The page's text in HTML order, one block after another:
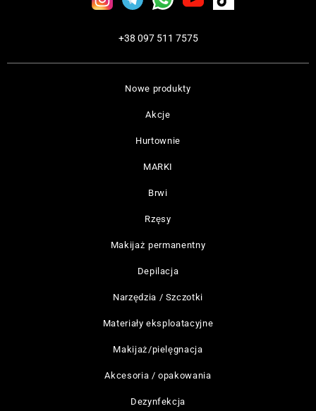
Nowe produkty
Akcje
Hurtownie
MARKI
Brwi
Rzęsy
Makijaż permanentny
Depilacja
Narzędzia / Szczotki
Materiały eksploatacyjne
Makijaż/pielęgnacja
Akcesoria / opakowania
Dezynfekcja
+38 097 511 7575